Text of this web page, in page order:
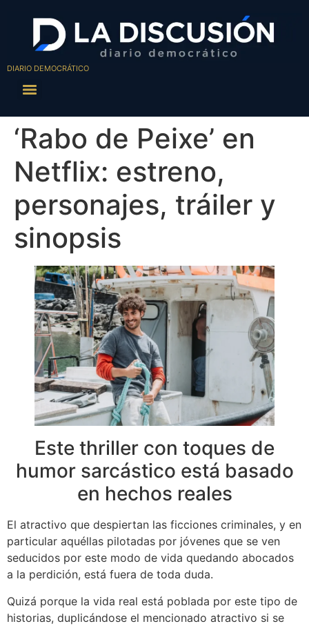
DIARIO DEMOCRÁTICO
‘Rabo de Peixe’ en
Netflix: estreno,
personajes, tráiler y
sinopsis
Este thriller con toques de
humor sarcástico está basado
en hechos reales
El atractivo que despiertan las ficciones criminales, y en
particular aquéllas pilotadas por jóvenes que se ven
seducidos por este modo de vida quedando abocados
a la perdición, está fuera de toda duda.
Quizá porque la vida real está poblada por este tipo de
historias, duplicándose el mencionado atractivo si se